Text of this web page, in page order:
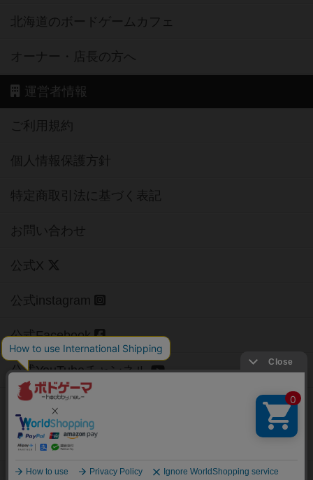
北海道のボードゲームカフェ
オーナー・店長の方へ
運営者情報
ご利用規約
個人情報保護方針
特定商取引法に基づく表記
お問い合わせ
公式X
公式instagram
公式Facebook
公式YouTubeチャンネル